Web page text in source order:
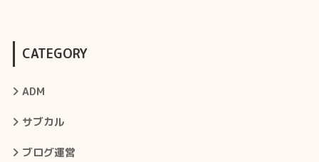
CATEGORY
ADM
サブカル
ブログ運営